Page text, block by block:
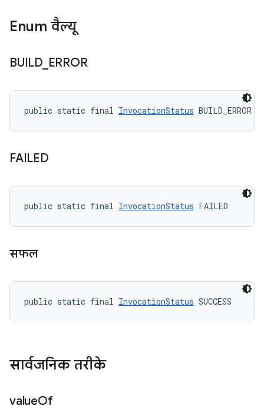
Enum वैल्यू
BUILD_ ERROR
public static final InvocationStatus BUILD_ERROR
FAILED
public static final InvocationStatus FAILED
सफल
public static final InvocationStatus SUCCESS
सार्वजनिक तरीके
valueOf